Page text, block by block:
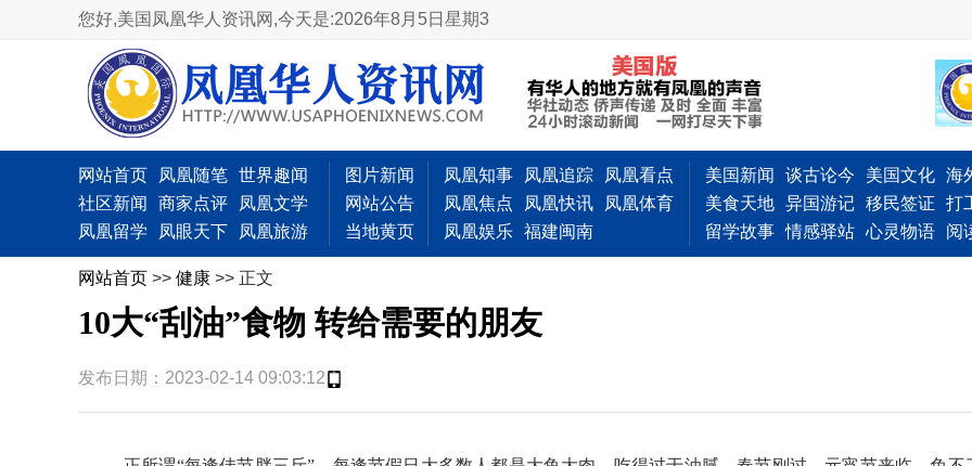
您好,美国凤凰华人资讯网,今天是:2026年8月5日星期3
网站首页 凤凰随笔 世界趣闻
社区新闻
商家点评
凤凰文学
凤凰留学
凤眼天下 凤凰旅游
图片新闻
网站公告
当地黄页
凤凰知事 凤凰追踪
凤凰看点
凤凰焦点
凤凰快讯
凤凰体育
凤凰娱乐 福建闽南
美国新闻 谈古论今 美国文化 海
美食天地 异国游记 移民签证
打
留学故事 情感驿站 心灵物语 阅
网站首页 >> 健康 >> 正文
10大“刮油”食物 转给需要的朋友
发布日期：2023-02-14 09:03:12